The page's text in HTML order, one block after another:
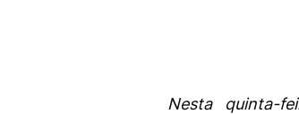
Nesta quinta-